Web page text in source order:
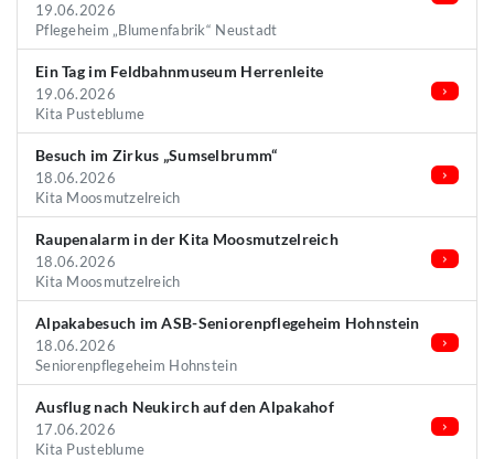
19.06.2026
Pflegeheim „Blumenfabrik“ Neustadt
Ein Tag im Feldbahnmuseum Herrenleite
19.06.2026
Kita Pusteblume
Besuch im Zirkus „Sumselbrumm“
18.06.2026
Kita Moosmutzelreich
Raupenalarm in der Kita Moosmutzelreich
18.06.2026
Kita Moosmutzelreich
Alpakabesuch im ASB-Seniorenpflegeheim Hohnstein
18.06.2026
Seniorenpflegeheim Hohnstein
Ausflug nach Neukirch auf den Alpakahof
17.06.2026
Kita Pusteblume